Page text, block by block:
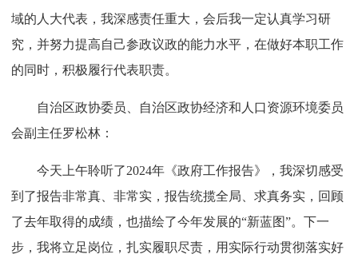
域的人大代表，我深感责任重大，会后我一定认真学习研
究，并努力提高自己参政议政的能力水平，在做好本职工作
的同时，积极履行代表职责。
自治区政协委员、自治区政协经济和人口资源环境委员
会副主任罗松林：
今天上午聆听了2024年《政府工作报告》，我深切感受
到了报告非常真、非常实，报告统揽全局、求真务实，回顾
了去年取得的成绩，也描绘了今年发展的“新蓝图”。下一
步，我将立足岗位，扎实履职尽责，用实际行动贯彻落实好